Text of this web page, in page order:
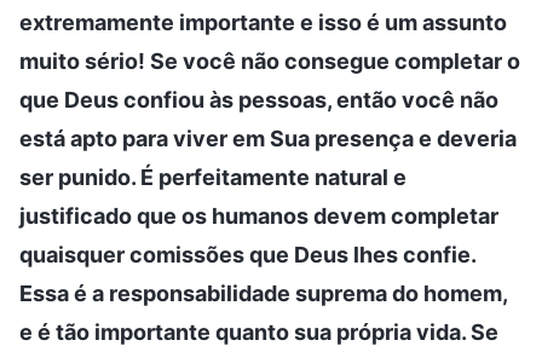
extremamente importante e isso é um assunto
muito sério! Se você não consegue completar o
que Deus confiou às pessoas, então você não
está apto para viver em Sua presença e deveria
ser punido. É perfeitamente natural e
justificado que os humanos devem completar
quaisquer comissões que Deus lhes confie.
Essa é a responsabilidade suprema do homem,
e é tão importante quanto sua própria vida. Se